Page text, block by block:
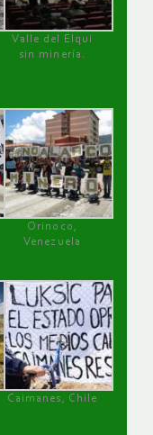
Valle del Elqui
sin minería.
Orinoco,
Venezuela
Caimanes, Chile